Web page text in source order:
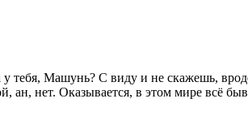
Машунь? С виду и не скажешь,
ан, нет. Оказывается, в этом мире всё